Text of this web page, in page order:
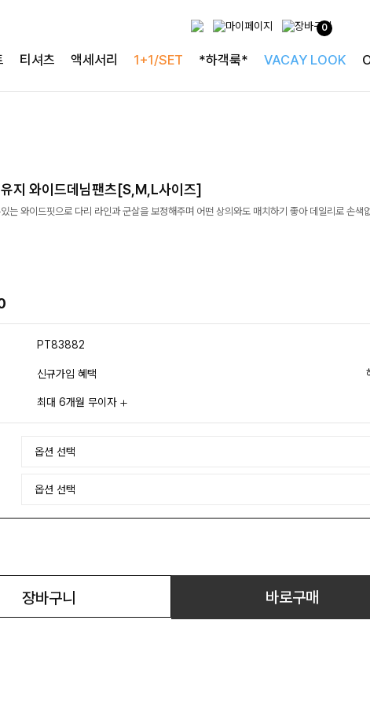
0
티셔츠 액세서리 1+1/SET *하객룩* VACAY LOOK
지 와이드데님팬츠[S,M,L사이즈]
는 와이드핏으로 다리 라인과 군살을 보정해주며 어떤 상의와도 매치하기 좋아 데일리로 손색
PT83882
신규가입 혜택
최대 6개월 무이자
장바구니 바로구매